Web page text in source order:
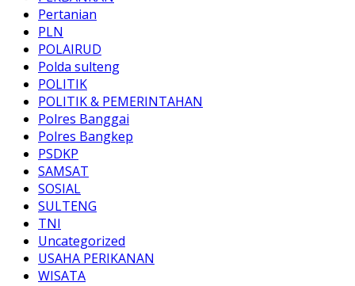
Pertanian
PLN
POLAIRUD
Polda sulteng
POLITIK
POLITIK & PEMERINTAHAN
Polres Banggai
Polres Bangkep
PSDKP
SAMSAT
SOSIAL
SULTENG
TNI
Uncategorized
USAHA PERIKANAN
WISATA